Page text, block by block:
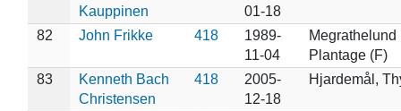
Kauppinen
01-18
82 John Frikke 418
1989-
11-04
Megrathelund
Plantage (F)
83
Kenneth Bach
Christensen
418
2005-
12-18
Hjardemål,